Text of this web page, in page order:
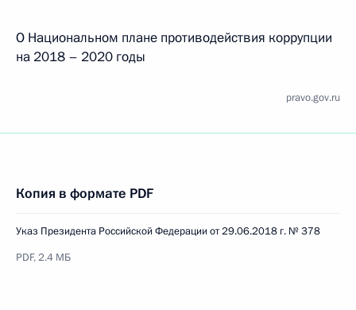
О Национальном плане противодействия коррупции
на 2018 – 2020 годы
pravo.gov.ru
Копия в формате PDF
Указ Президента Российской Федерации от 29.06.2018 г. № 378
PDF, 2.4 МБ